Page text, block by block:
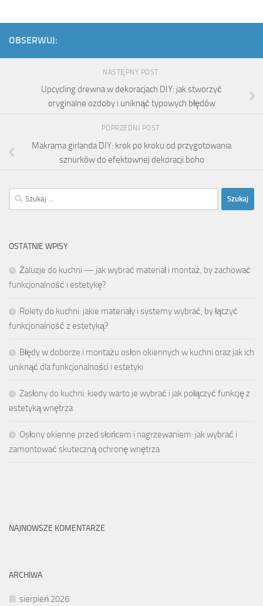
OBSERWUJ:
NASTĘPNY POST
Upcycling drewna w dekoracjach DIY: jak stworzyć
oryginalne ozdoby i uniknąć typowych błędów
POPRZEDNI POST
Makrama girlanda DIY: krok po kroku od przygotowania
sznurków do efektownej dekoracji boho
Szukaj:
OSTATNIE WPISY
Żaluzje do kuchni — jak wybrać materiał i montaż, by zachować
funkcjonalność i estetykę?
Rolety do kuchni: jakie materiały i systemy wybrać, by łączyć
funkcjonalność z estetyką?
Błędy w doborze i montażu osłon okiennych w kuchni oraz jak ich
uniknąć dla funkcjonalności i estetyki
Zasłony do kuchni: kiedy warto je wybrać i jak połączyć funkcję z
estetyką wnętrza
Osłony okienne przed słońcem i nagrzewaniem: jak wybrać i
zamontować skuteczną ochronę wnętrza
NAJNOWSZE KOMENTARZE
ARCHIWA
sierpień 2026